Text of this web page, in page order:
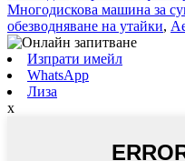
Многодискова машина за
обезводняване на утайки,
Изпрати имейл
WhatsApp
Лиза
x